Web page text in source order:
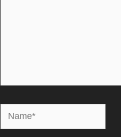
Name*